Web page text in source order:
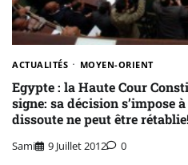
ACTUALITÉS MOYEN-ORIENT
Egypte : la Haute Cour
signe: sa décision s’impose
dissoute ne peut être
Sami 9 Juillet 2012 0